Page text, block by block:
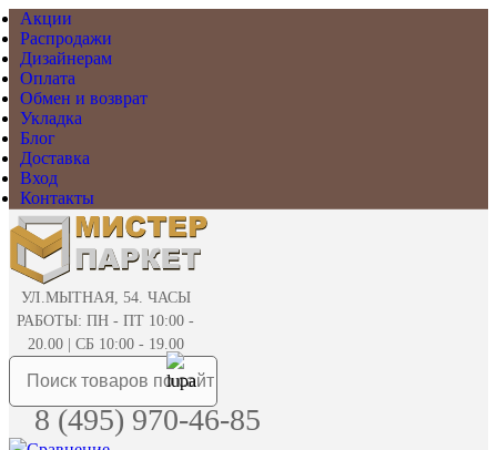
Акции
Распродажи
Дизайнерам
Оплата
Обмен и возврат
Укладка
Блог
Доставка
Вход
Контакты
УЛ.МЫТНАЯ, 54. ЧАСЫ
РАБОТЫ: ПН - ПТ 10:00 -
20.00 | СБ 10:00 - 19.00
8 (495) 970-46-85